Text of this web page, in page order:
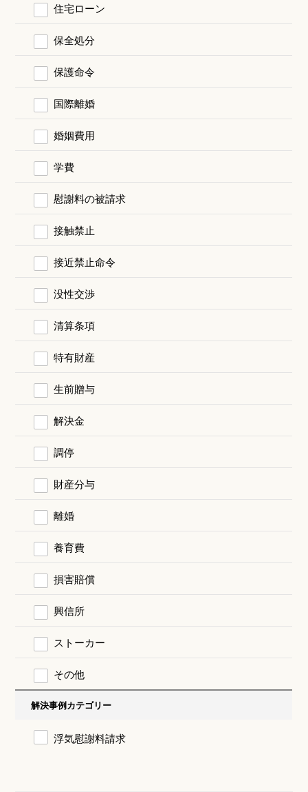
住宅ローン
保全処分
保護命令
国際離婚
婚姻費用
学費
慰謝料の被請求
接触禁止
接近禁止命令
没性交渉
清算条項
特有財産
生前贈与
解決金
調停
財産分与
離婚
養育費
損害賠償
興信所
ストーカー
その他
解決事例カテゴリー
浮気慰謝料請求